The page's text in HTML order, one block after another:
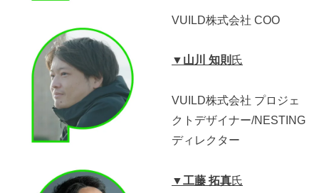
VUILD株式会社 COO
▼山川 知則 氏
VUILD株式会社 プロジェ
クトデザイナー/NESTING
ディレクター
▼工藤 拓真氏